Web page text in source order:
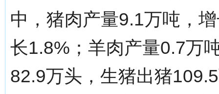
中，猪肉产量9.1万吨，
长1.8%；羊肉产量0.7万
82.9万头，生猪出猪